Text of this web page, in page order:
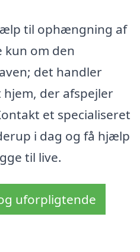
til ophængning af
kun om den
det handler
hjem, der afspejler
et specialiseret
i dag og få hjælp
til live.
uforpligtende